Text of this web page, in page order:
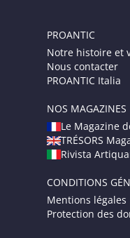
PROANTIC
Notre histoire et
Nous contacter
PROANTIC Italia
NOS MAGAZINES
Le Magazine
TRÉSORS
Rivista
CONDITIONS
Mentions légales
Protection des